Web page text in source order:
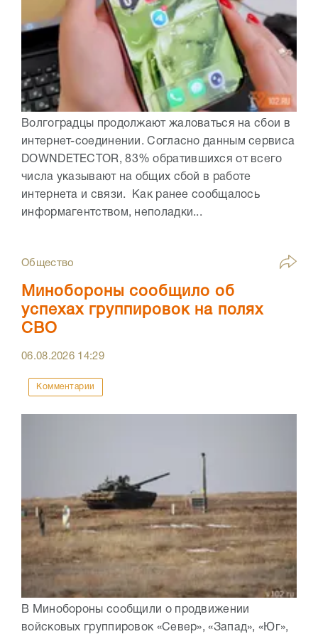
Волгоградцы продолжают жаловаться на сбои в
интернет-соединении. Согласно данным сервиса
DOWNDETECTOR, 83% обратившихся от всего
числа указывают на общих сбой в работе
интернета и связи. Как ранее сообщалось
информагентством, неполадки...
Общество
Минобороны сообщило об
успехах группировок на полях
СВО
06.08.2026 14:29
Комментарии
В Минобороны сообщили о продвижении
войсковых группировок «Север», «Запад», «Юг»,